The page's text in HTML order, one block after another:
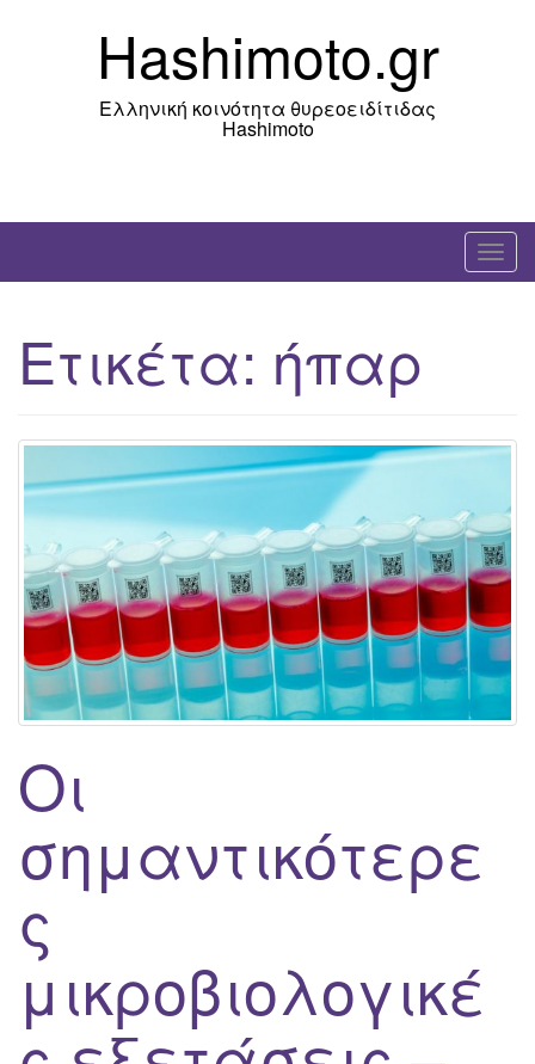
Hashimoto.gr
Ελληνική κοινότητα θυρεοειδίτιδας
Hashimoto
T
o
n
i
g
a
t
i
o
Ετικέτα: ήπαρ
Οι
σημαντικότερε
ς
μικροβιολογικέ